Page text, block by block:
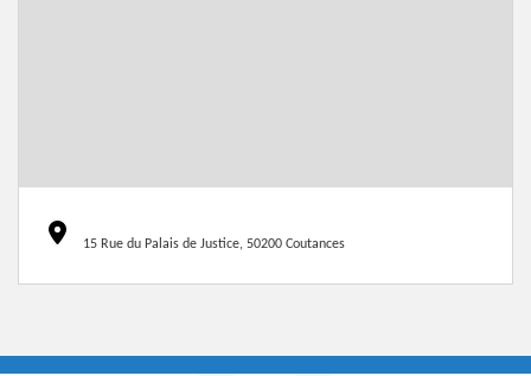
15 Rue du Palais de Justice, 50200 Coutances